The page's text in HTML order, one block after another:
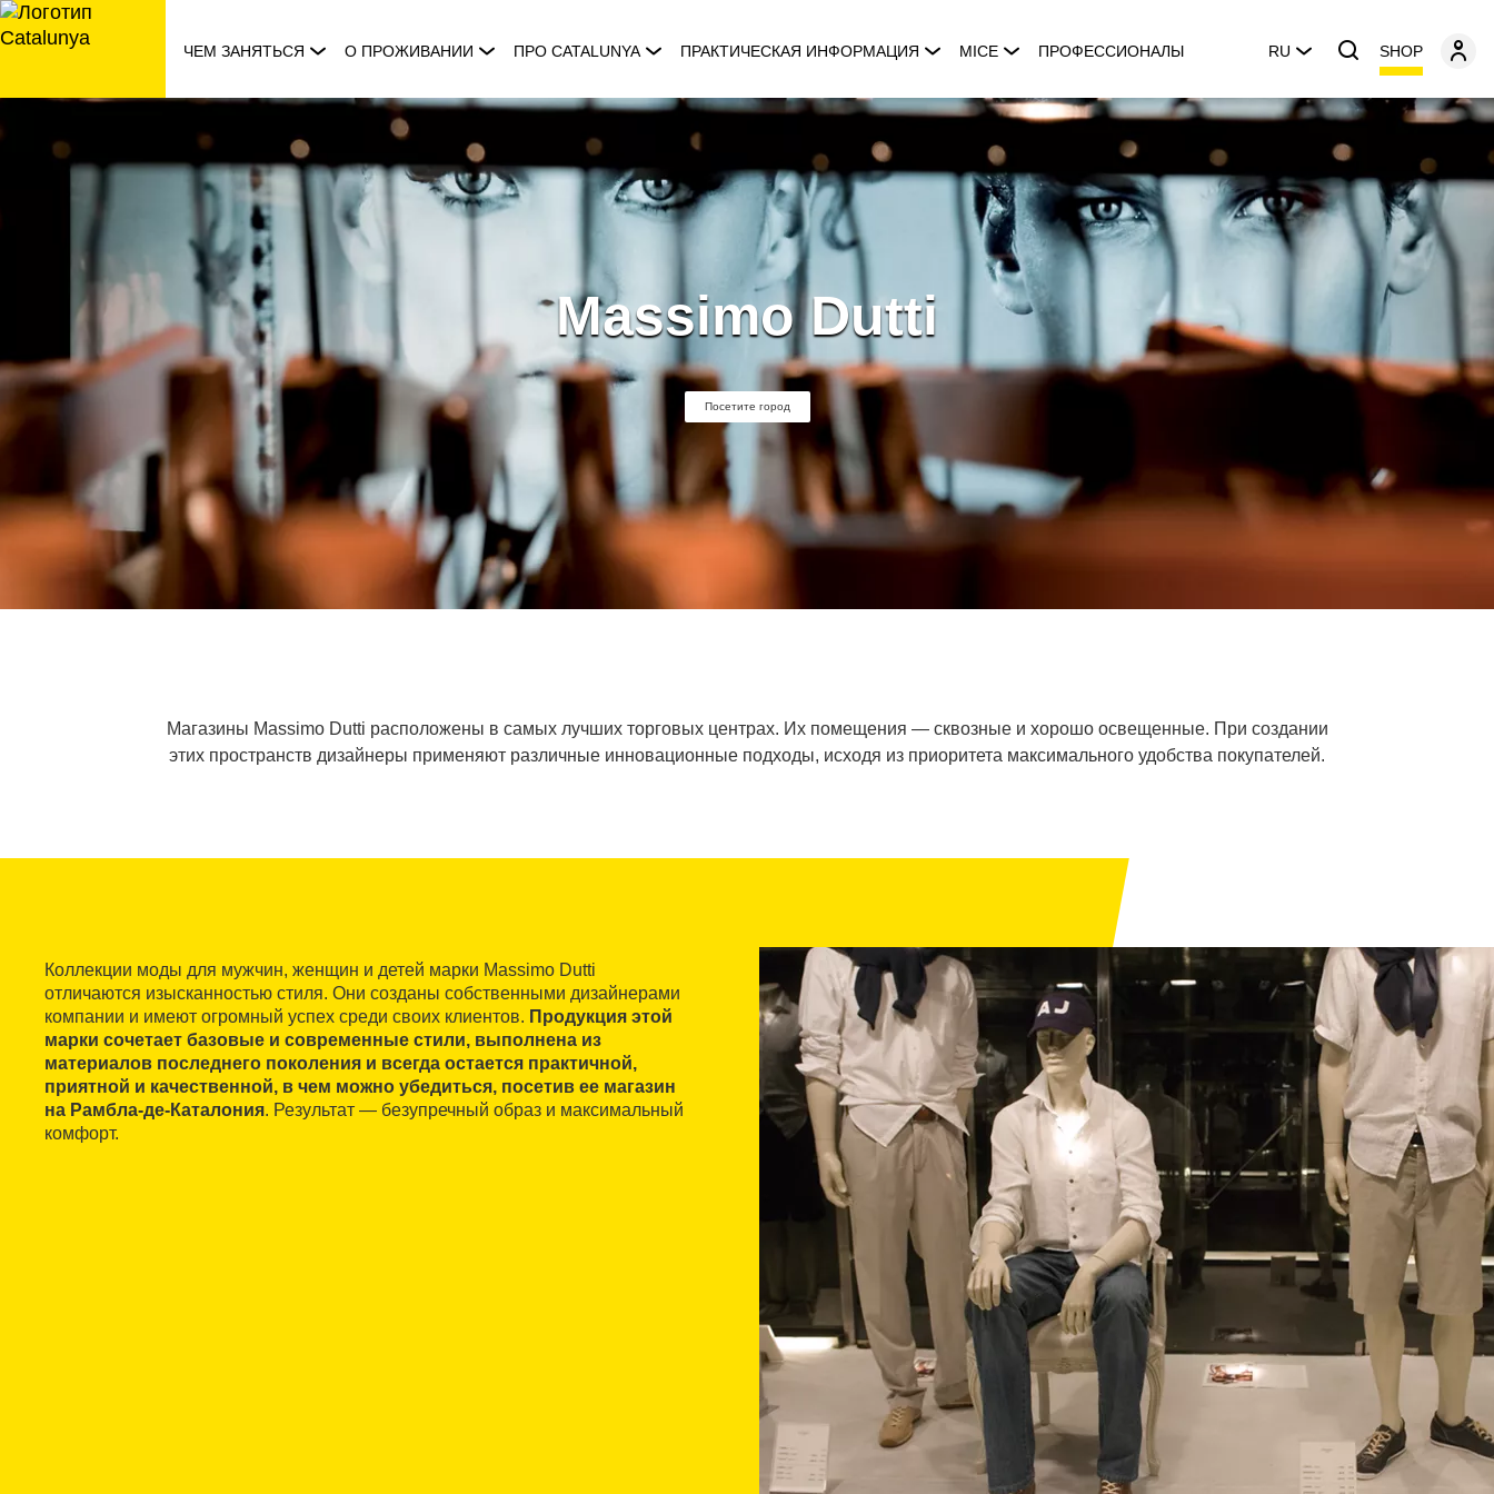
перейти
к
ЧЕМ ЗАНЯТЬСЯ О ПРОЖИВАНИИ ПРО CATALUNYA ПРАКТИЧЕСКАЯ ИНФОРМАЦИЯ MICE ПРОФЕССИОНАЛЫ RU SHOP
Massimo Dutti
Посетите город
Магазины Massimo Dutti расположены в самых лучших торговых центрах. Их помещения — сквозные и хорошо освещенные. При создании
этих пространств дизайнеры применяют различные инновационные подходы, исходя из приоритета максимального удобства покупателей.
Коллекции моды для мужчин, женщин и детей марки Massimo Dutti
отличаются изысканностью стиля. Они созданы собственными дизайнерами
компании и имеют огромный успех среди своих клиентов. Продукция этой
марки сочетает базовые и современные стили, выполнена из
материалов последнего поколения и всегда остается практичной,
приятной и качественной, в чем можно убедиться, посетив ее магазин
на Рамбла-де-Каталония. Результат — безупречный образ и максимальный
комфорт.